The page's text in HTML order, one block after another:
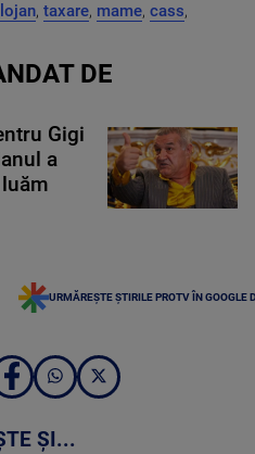
, taxare, mame, cass,
DE
Gigi
a
URMĂREȘTE ȘTIRILE PROTV ÎN GOOGLE
ȘI...